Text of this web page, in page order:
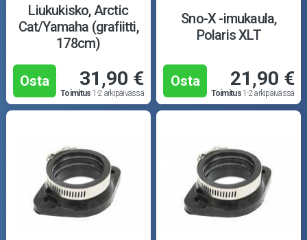
Liukukisko, Arctic
Cat/Yamaha (grafiitti,
178cm)
Osta 31,90 €
Toimitus 1-2 arkipäivässä
Sno-X -imukaula,
Polaris XLT
Osta 21,90 €
Toimitus1-2 arkipäivässä